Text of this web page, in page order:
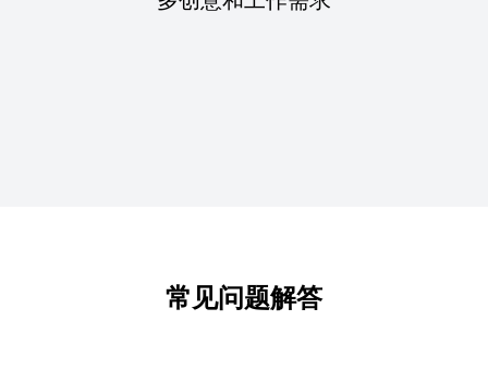
常见问题解答